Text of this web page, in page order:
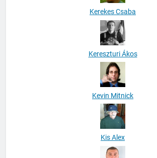
Kerekes Csaba
Kereszturi Ákos
Kevin Mitnick
Kis Alex